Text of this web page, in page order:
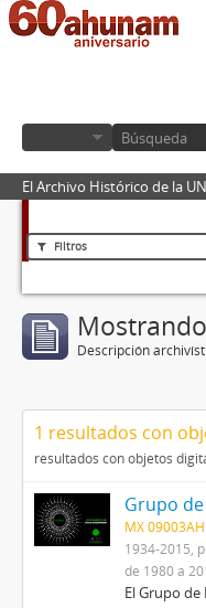
El Archivo Histórico de la
Filtros
Descripción
1 resultados con
resultados con objetos
MX
1934-2015,
de 1980 a
El Grupo